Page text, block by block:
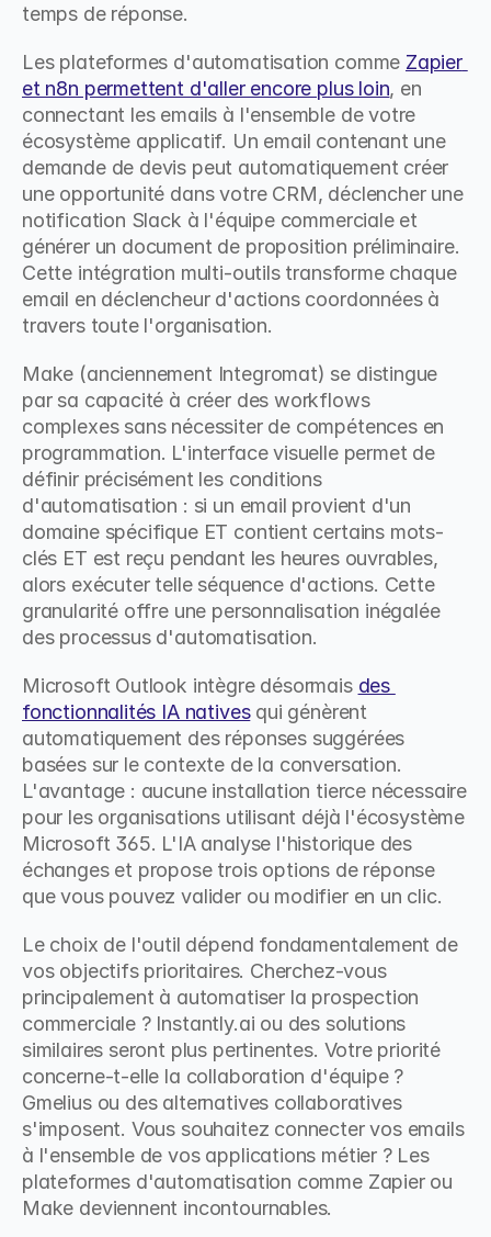
temps de réponse.
Les plateformes d'automatisation comme Zapier
et n8n permettent d'aller encore plus loin, en
connectant les emails à l'ensemble de votre
écosystème applicatif. Un email contenant une
demande de devis peut automatiquement créer
une opportunité dans votre CRM, déclencher une
notification Slack à l'équipe commerciale et
générer un document de proposition préliminaire.
Cette intégration multi-outils transforme chaque
email en déclencheur d'actions coordonnées à
travers toute l'organisation.
Make (anciennement Integromat) se distingue
par sa capacité à créer des workflows
complexes sans nécessiter de compétences en
programmation. L'interface visuelle permet de
définir précisément les conditions
d'automatisation : si un email provient d'un
domaine spécifique ET contient certains mots-
clés ET est reçu pendant les heures ouvrables,
alors exécuter telle séquence d'actions. Cette
granularité offre une personnalisation inégalée
des processus d'automatisation.
Microsoft Outlook intègre désormais des
fonctionnalités IA natives qui génèrent
automatiquement des réponses suggérées
basées sur le contexte de la conversation.
L'avantage : aucune installation tierce nécessaire
pour les organisations utilisant déjà l'écosystème
Microsoft 365. L'IA analyse l'historique des
échanges et propose trois options de réponse
que vous pouvez valider ou modifier en un clic.
Le choix de l'outil dépend fondamentalement de
vos objectifs prioritaires. Cherchez-vous
principalement à automatiser la prospection
commerciale ? Instantly.ai ou des solutions
similaires seront plus pertinentes. Votre priorité
concerne-t-elle la collaboration d'équipe ?
Gmelius ou des alternatives collaboratives
s'imposent. Vous souhaitez connecter vos emails
à l'ensemble de vos applications métier ? Les
plateformes d'automatisation comme Zapier ou
Make deviennent incontournables.